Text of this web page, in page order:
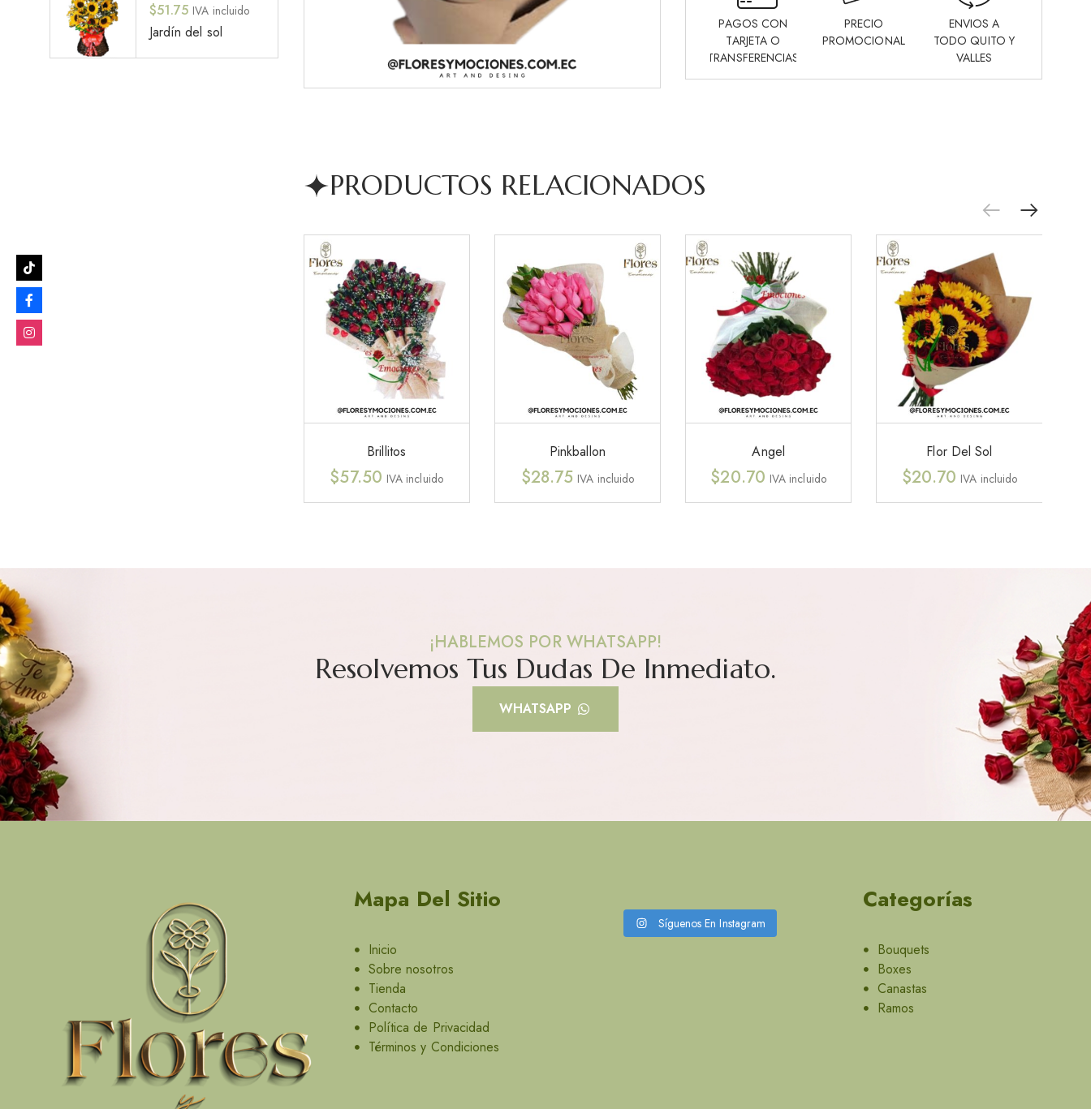
$51.75 IVA incluido
Jardín del sol
PAGOS CON
TARJETA O
TRANSFERENCIAS
PRECIO
PROMOCIONAL
ENVIOS A
TODO QUITO Y
VALLES
PRODUCTOS RELACIONADOS
Brillitos
$57.50 IVA incluido
Pinkballon
$28.75 IVA incluido
Angel
$20.70 IVA incluido
Flor Del Sol
$20.70 IVA incluido
¡HABLEMOS POR WHATSAPP!
Resolvemos Tus Dudas De Inmediato.
WHATSAPP
Mapa Del Sitio
Inicio
Sobre nosotros
Tienda
Contacto
Política de Privacidad
Términos y Condiciones
Síguenos En Instagram
Categorías
Bouquets
Boxes
Canastas
Ramos